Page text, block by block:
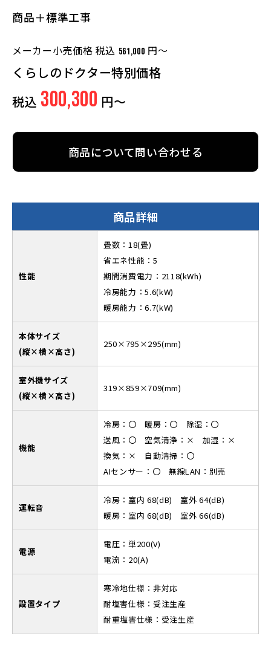
商品＋標準工事
メーカー小売価格 税込 561,000 円～
くらしのドクター特別価格
税込 300,300 円～
商品について問い合わせる
商品詳細
性能
畳数：18(畳)
省エネ性能：5
期間消費電力：2118(kWh)
冷房能力：5.6(kW)
暖房能力：6.7(kW)
本体サイズ
(縦×横×高さ)
250×795×295(mm)
室外機サイズ
(縦×横×高さ)
319×859×709(mm)
機能
冷房：〇 暖房：〇 除湿：〇
送風：〇 空気清浄：× 加湿：×
換気：× 自動清掃：〇
AIセンサー：〇 無線LAN：別売
運転音
冷房：室内 68(dB) 室外 64(dB)
暖房：室内 68(dB) 室外 66(dB)
電源
電圧：単200(V)
電流：20(A)
設置タイプ
寒冷地仕様：非対応
耐塩害仕様：受注生産
耐重塩害仕様：受注生産